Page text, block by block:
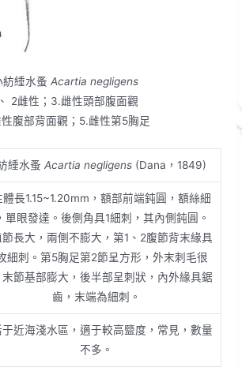
紡綞水蚤 Acartia negligens
2雌性；3.雌性頭部腹面觀
腹部背面觀；5.雌性第5胸足
綞水蚤Acartia negligens (Dana，1849)
體長1.15~1.20mm，額部前端鈍圓，額絲細
單眼發達。後側角具1細刺，其內側鈍圓。
節長大，兩側不膨大，第1、2腹節背末緣具
細刺。第5胸足第2節呈方形，外末刺毛很
末節基部膨大，後半部呈刺狀，內外緣具鋸
齒，末端為細刺。
于近海淺水區，適于較高盬度，常見，數量
不多。